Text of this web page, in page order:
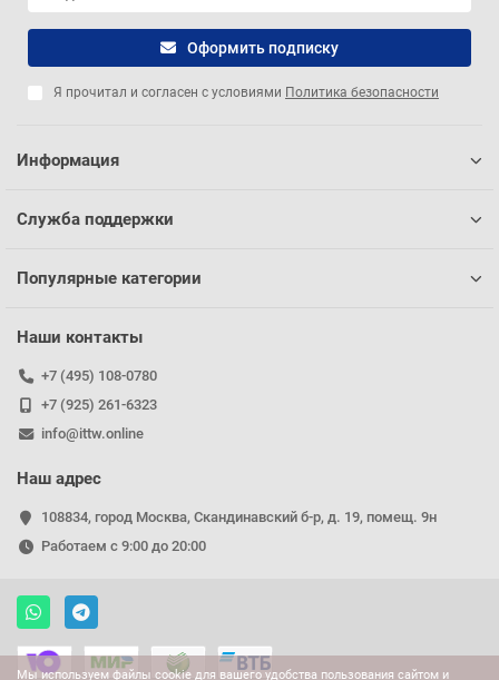
Мы используем файлы cookie для вашего удобства пользования сайтом и
Оформить подписку
Я прочитал и согласен с условиями Политика безопасности
Информация
Служба поддержки
Популярные категории
Наши контакты
+7 (495) 108-0780
+7 (925) 261-6323
info@ittw.online
Наш адрес
108834, город Москва, Скандинавский б-р, д. 19, помещ. 9н
Работаем с 9:00 до 20:00